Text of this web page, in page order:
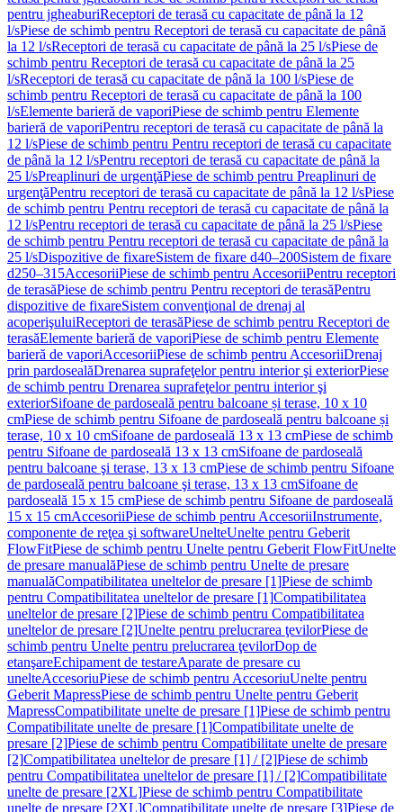
pentru jgheaburiReceptori de terasă cu capacitate de până la 12
l/sPiese de schimb pentru Receptori de terasă cu capacitate de până
la 12 l/sReceptori de terasă cu capacitate de până la 25 l/sPiese de
schimb pentru Receptori de terasă cu capacitate de până la 25
l/sReceptori de terasă cu capacitate de până la 100 l/sPiese de
schimb pentru Receptori de terasă cu capacitate de până la 100
l/sElemente barieră de vaporiPiese de schimb pentru Elemente
barieră de vaporiPentru receptori de terasă cu capacitate de până la
12 l/sPiese de schimb pentru Pentru receptori de terasă cu capacitate
de până la 12 l/sPentru receptori de terasă cu capacitate de până la
25 l/sPreaplinuri de urgenţăPiese de schimb pentru Preaplinuri de
urgenţăPentru receptori de terasă cu capacitate de până la 12 l/sPiese
de schimb pentru Pentru receptori de terasă cu capacitate de până la
12 l/sPentru receptori de terasă cu capacitate de până la 25 l/sPiese
de schimb pentru Pentru receptori de terasă cu capacitate de până la
25 l/sDispozitive de fixareSistem de fixare d40–200Sistem de fixare
d250–315AccesoriiPiese de schimb pentru AccesoriiPentru receptori
de terasăPiese de schimb pentru Pentru receptori de terasăPentru
dispozitive de fixareSistem convenţional de drenaj al
acoperişuluiReceptori de terasăPiese de schimb pentru Receptori de
terasăElemente barieră de vaporiPiese de schimb pentru Elemente
barieră de vaporiAccesoriiPiese de schimb pentru AccesoriiDrenaj
prin pardosealăDrenarea suprafeţelor pentru interior şi exteriorPiese
de schimb pentru Drenarea suprafeţelor pentru interior şi
exteriorSifoane de pardoseală pentru balcoane și terase, 10 x 10
cmPiese de schimb pentru Sifoane de pardoseală pentru balcoane și
terase, 10 x 10 cmSifoane de pardoseală 13 x 13 cmPiese de schimb
pentru Sifoane de pardoseală 13 x 13 cmSifoane de pardoseală
pentru balcoane şi terase, 13 x 13 cmPiese de schimb pentru Sifoane
de pardoseală pentru balcoane şi terase, 13 x 13 cmSifoane de
pardoseală 15 x 15 cmPiese de schimb pentru Sifoane de pardoseală
15 x 15 cmAccesoriiPiese de schimb pentru AccesoriiInstrumente,
componente de reţea şi softwareUnelteUnelte pentru Geberit
FlowFitPiese de schimb pentru Unelte pentru Geberit FlowFitUnelte
de presare manualăPiese de schimb pentru Unelte de presare
manualăCompatibilitatea uneltelor de presare [1]Piese de schimb
pentru Compatibilitatea uneltelor de presare [1]Compatibilitatea
uneltelor de presare [2]Piese de schimb pentru Compatibilitatea
uneltelor de presare [2]Unelte pentru prelucrarea ţevilorPiese de
schimb pentru Unelte pentru prelucrarea ţevilorDop de
etanşareEchipament de testareAparate de presare cu
unelteAccesoriuPiese de schimb pentru AccesoriuUnelte pentru
Geberit MapressPiese de schimb pentru Unelte pentru Geberit
MapressCompatibilitate unelte de presare [1]Piese de schimb pentru
Compatibilitate unelte de presare [1]Compatibilitate unelte de
presare [2]Piese de schimb pentru Compatibilitate unelte de presare
[2]Compatibilitatea uneltelor de presare [1] / [2]Piese de schimb
pentru Compatibilitatea uneltelor de presare [1] / [2]Compatibilitate
unelte de presare [2XL]Piese de schimb pentru Compatibilitate
unelte de presare [2XL]Compatibilitate unelte de presare [3]Piese de